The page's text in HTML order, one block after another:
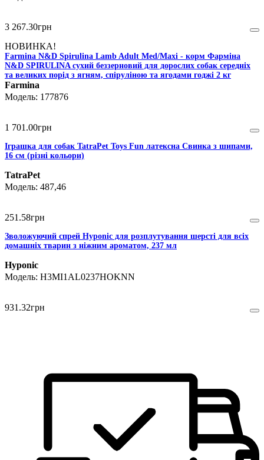
3 267.30грн
НОВИНКА!
Farmina N&D Spirulina Lamb Adult Med/Maxi - корм Фарміна
N&D SPIRULINA cухий беззерновий для дорослих собак середніх
та великих порід з ягням, спіруліною та ягодами годжі 2 кг
Farmina
177876
1 701 .00грн
Іграшка для собак TatraPet Toys Fun латексна Свинка з шипами,
16 см (різні кольори)
TatraPet
487,46
251 .58грн
Зволожуючий спрей Hyponic для розплутування шерсті для всіх
домашніх тварин з ніжним ароматом, 237 мл
Hyponic
H3MI1AL0237HOKNN
931 .32грн